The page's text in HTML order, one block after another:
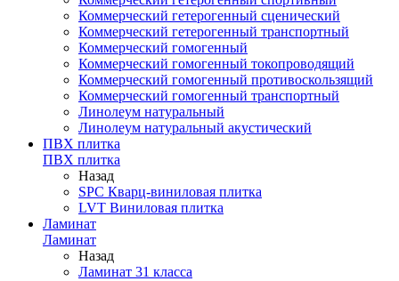
Коммерческий гетерогенный сценический
Коммерческий гетерогенный транспортный
Коммерческий гомогенный
Коммерческий гомогенный токопроводящий
Коммерческий гомогенный противоскользящий
Коммерческий гомогенный транспортный
Линолеум натуральный
Линолеум натуральный акустический
ПВХ плитка
ПВХ плитка
Назад
SPC Кварц-виниловая плитка
LVT Виниловая плитка
Ламинат
Ламинат
Назад
Ламинат 31 класса